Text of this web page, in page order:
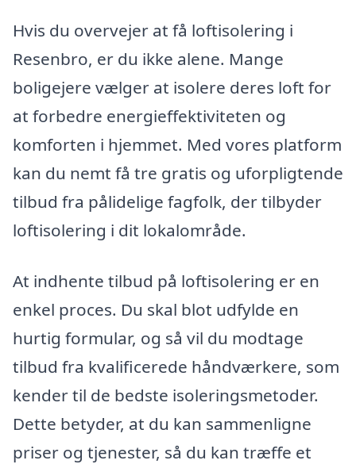
Hvis du overvejer at få loftisolering i
Resenbro, er du ikke alene. Mange
boligejere vælger at isolere deres loft for
at forbedre energieffektiviteten og
komforten i hjemmet. Med vores platform
kan du nemt få tre gratis og uforpligtende
tilbud fra pålidelige fagfolk, der tilbyder
loftisolering i dit lokalområde.
At indhente tilbud på loftisolering er en
enkel proces. Du skal blot udfylde en
hurtig formular, og så vil du modtage
tilbud fra kvalificerede håndværkere, som
kender til de bedste isoleringsmetoder.
Dette betyder, at du kan sammenligne
priser og tjenester, så du kan træffe et